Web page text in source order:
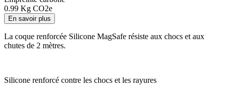
0.99 Kg CO2e
En savoir plus
La coque renforcée Silicone MagSafe résiste aux chocs et aux
chutes de 2 mètres.
Silicone renforcé contre les chocs et les rayures